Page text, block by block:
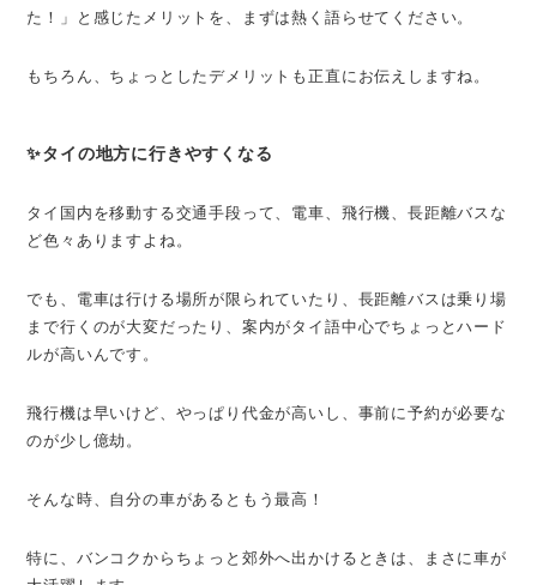
た！」と感じたメリットを、まずは熱く語らせてください。
もちろん、ちょっとしたデメリットも正直にお伝えしますね。
✨タイの地方に行きやすくなる
タイ国内を移動する交通手段って、電車、飛行機、長距離バスな
ど色々ありますよね。
でも、電車は行ける場所が限られていたり、長距離バスは乗り場
まで行くのが大変だったり、案内がタイ語中心でちょっとハード
ルが高いんです。
飛行機は早いけど、やっぱり代金が高いし、事前に予約が必要な
のが少し億劫。
そんな時、自分の車があるともう最高！
特に、バンコクからちょっと郊外へ出かけるときは、まさに車が